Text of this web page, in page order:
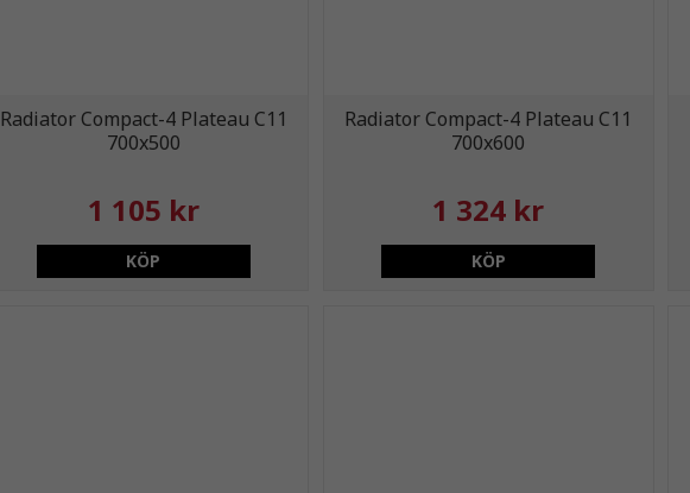
Radiator Compact-4 Plateau C11
700x500
1 105 kr
KÖP
Radiator Compact-4 Plateau C11
700x600
1 324 kr
KÖP